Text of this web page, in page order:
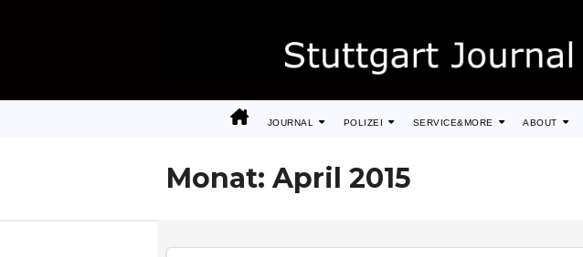
JOURNAL POLIZEI SERVICE&MORE ABOUT
Monat: April 2015